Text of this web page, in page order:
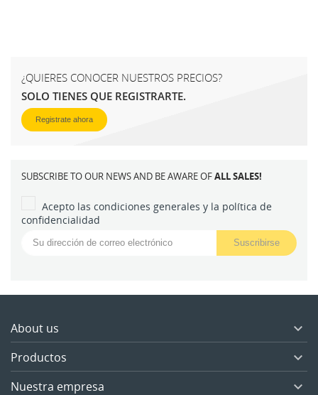
¿QUIERES CONOCER NUESTROS PRECIOS?
SOLO TIENES QUE REGISTRARTE.
Registrate ahora
SUBSCRIBE TO OUR NEWS AND BE AWARE OFALL SALES!
Acepto las condiciones generales y la política de
confidencialidad
About us 
Productos 
Nuestra empresa 